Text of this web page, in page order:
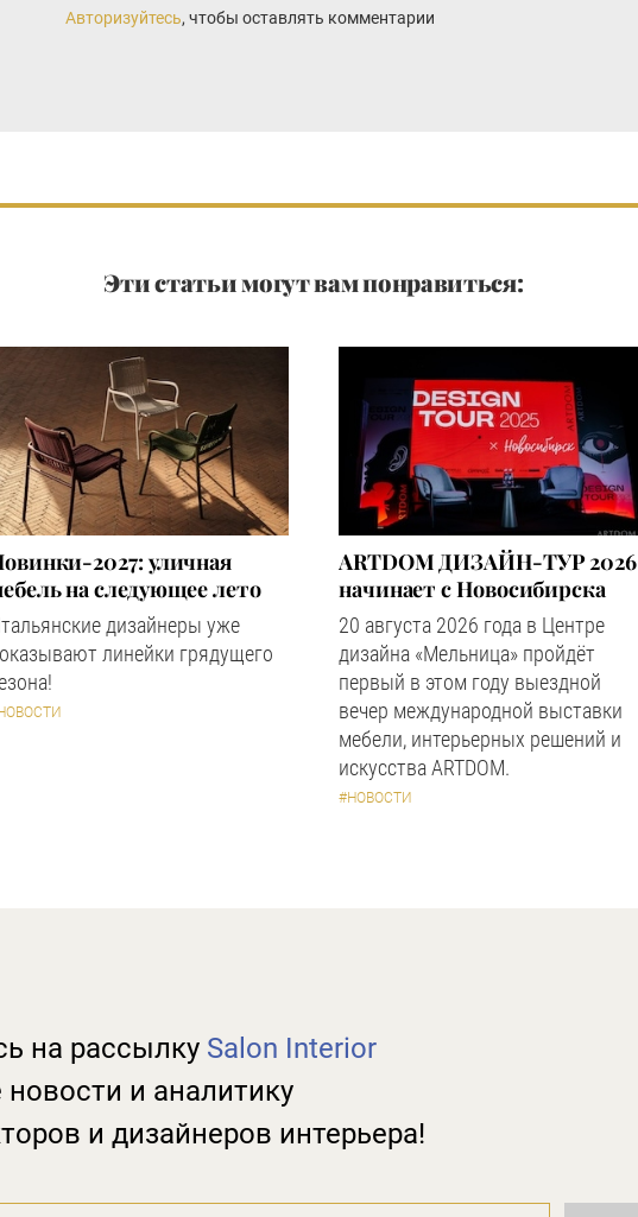
Авторизуйтесь, чтобы оставлять комментарии
Эти статьи могут вам понравиться:
2027: уличная
на следующее лето
дизайнеры уже
линейки грядущего
ARTDOM ДИЗАЙН-ТУР 2026
начинает с Новосибирска
20 августа 2026 года в Центре
дизайна «Мельница» пройдёт
первый в этом году выездной
вечер международной выставки
мебели, интерьерных решений и
искусства ARTDOM.
#НОВОСТИ
на рассылку Salon Interior
новости и аналитику
и дизайнеров интерьера!